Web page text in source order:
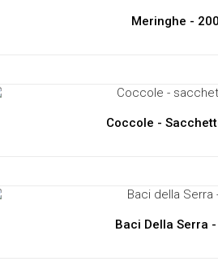
Meringhe -
Coccole -
Baci Della Serra